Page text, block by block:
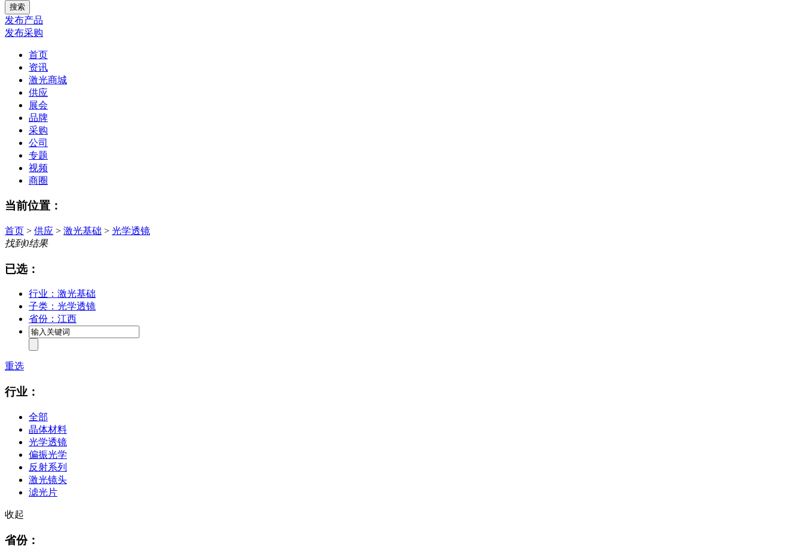
发布产品
发布采购
首页
资讯
激光商城
供应
展会
品牌
采购
公司
专题
视频
商圈
当前位置：
首页 > 供应 > 激光基础 > 光学透镜
找到0结果
已选：
行业：激光基础
子类：光学透镜
省份：江西
重选
行业：
全部
晶体材料
光学透镜
偏振光学
反射系列
激光镜头
滤光片
收起
省份：